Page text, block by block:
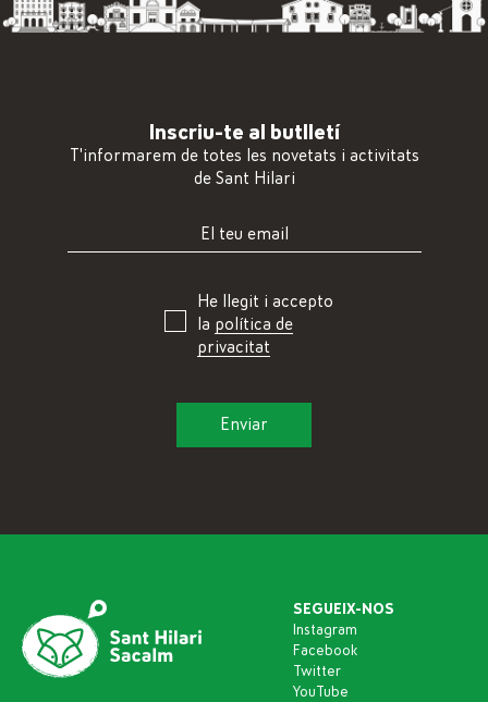
Inscriu-te al butlletí
T'informarem de totes les novetats i activitats
de Sant Hilari
He llegit i accepto
la política de
privacitat
SEGUEIX-NOS
Instagram
Facebook
Twitter
YouTube